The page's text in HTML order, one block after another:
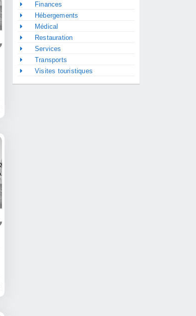
Finances
Hébergements
Médical
Restauration
Services
Transports
Visites touristiques